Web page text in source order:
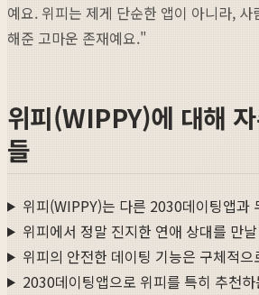
예요. 위피는 제게 단순한 앱이 아니라, 사
해준 고마운 존재예요."
위피(WIPPY)에 대해
들
위피(WIPPY)는 다른 2030데이팅앱과
위피에서 정말 진지한 연애 상대를 만
위피의 안전한 데이팅 기능은 구체적으
2030데이팅앱으로 위피를 특히 추천